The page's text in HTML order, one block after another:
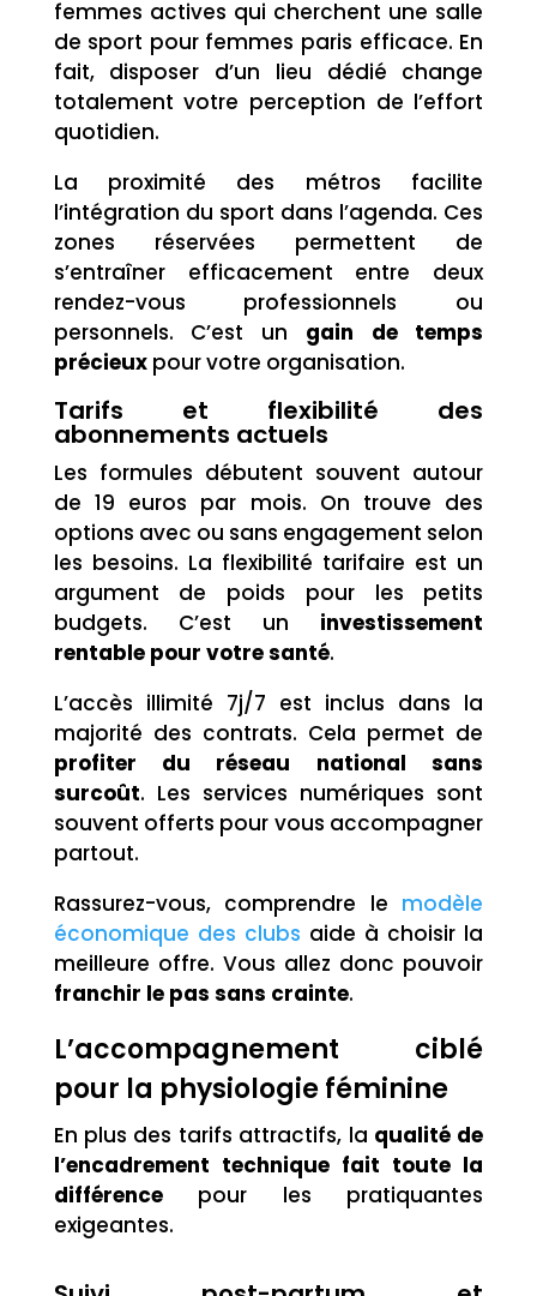
femmes actives qui cherchent une salle
de sport pour femmes paris efficace. En
fait, disposer d’un lieu dédié change
totalement votre perception de l’effort
quotidien.
La proximité des métros facilite
l’intégration du sport dans l’agenda. Ces
zones réservées permettent de
s’entraîner efficacement entre deux
rendez-vous professionnels ou
personnels. C’est un gain de temps
précieuxpour votre organisation.
Tarifs et flexibilité des
abonnements actuels
Les formules débutent souvent autour
de 19 euros par mois. On trouve des
options avec ou sans engagement selon
les besoins. La flexibilité tarifaire est un
argument de poids pour les petits
budgets. C’est un investissement
rentable pour votre santé.
L’accès illimité 7j/7 est inclus dans la
majorité des contrats. Cela permet de
profiter du réseau national sans
surcoût. Les services numériques sont
souvent offerts pour vous accompagner
partout.
Rassurez-vous, comprendre le modèle
économique des clubs aide à choisir la
meilleure offre. Vous allez donc pouvoir
franchir le pas sans crainte.
L’accompagnement ciblé
pour la physiologie féminine
En plus des tarifs attractifs, la qualité de
l’encadrement technique fait toute la
différencepour les pratiquantes
exigeantes.